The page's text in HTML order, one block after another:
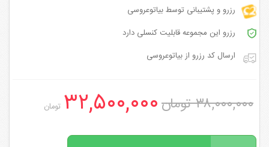
رزرو و پشتیبانی توسط بیاتوعروسی
رزرو این مجموعه قابلیت کنسلی دارد
ارسال کد رزرو از بیاتوعروسی
۳۸,۰۰۰,۰۰۰ تومان ۳۲,۵۰۰,۰۰۰ تومان